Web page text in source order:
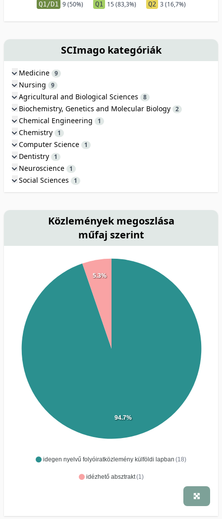
Q1/D1 9 (50%) Q1 15 (83,3%) Q2 3 (16,7%)
SCImago kategóriák
Medicine 9
Nursing 9
Agricultural and Biological Sciences 8
Biochemistry, Genetics and Molecular Biology 2
Chemical Engineering 1
Chemistry 1
Computer Science 1
Dentistry 1
Neuroscience 1
Social Sciences 1
Közlemények megoszlása
műfaj szerint
idegen nyelvű folyóiratközlemény külföldi lapban (18)
idézhető absztrakt(1)
94.7%
5.3%